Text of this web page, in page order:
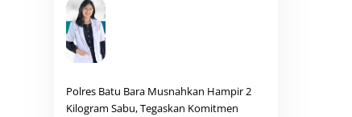
Polres Batu Bara Musnahkan Hampir 2
Kilogram Sabu, Tegaskan Komitmen